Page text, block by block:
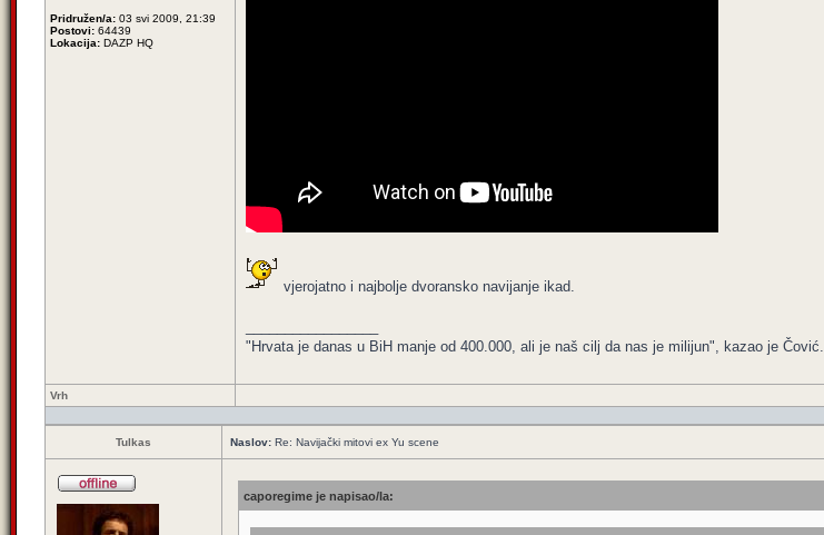
Pridružen/a: 03 svi 2009, 21:39
Postovi: 64439
Lokacija: DAZP HQ
vjerojatno i najbolje dvoransko navijanje ikad.
"Hrvata je danas u BiH manje od 400.000, ali je naš cilj da nas je milijun", kazao je Čović.
Vrh
Tulkas Naslov: Re: Navijački mitovi ex Yu scene
caporegime je napisao/la: